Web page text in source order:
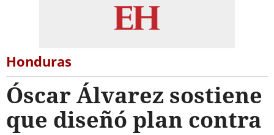
Honduras
Óscar Álvarez sostiene
que diseñó plan contra